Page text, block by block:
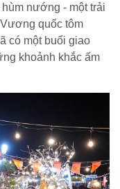
nướng - một trải
quốc tôm
có một buổi giao
khoảnh khắc ấm